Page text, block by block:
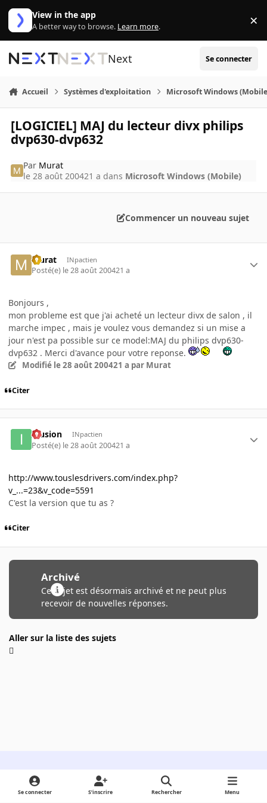
Aller au contenu
View in the app
A better way to browse. Learn more. ×
Next Se connecter
Accueil Systèmes d'exploitation Microsoft Windows
[LOGICIEL] MAJ du lecteur divx philips
dvp630-dvp632
Par Murat
le 28 août 200421 a dans Microsoft Windows (Mobile)
Commencer un nouveau sujet
Murat INpactien
Posté(e) le 28 août 200421 a
Bonjours ,
mon probleme est que j'ai acheté un lecteur divx de salon , il
marche impec , mais je voulez vous demandez si un mise a
jour n'est pa possible sur ce model:MAJ du philips dvp630-
dvp632 . Merci d'avance pour votre reponse.
Modifié le 28 août 200421 a par Murat
Citer
Illusion INpactien
Posté(e) le 28 août 200421 a
http://www.touslesdrivers.com/index.php?
v_...=23&v_code=5591
C'est la version que tu as ?
Citer
Archivé
Ce sujet est désormais archivé et ne peut plus
recevoir de nouvelles réponses.
Aller sur la liste des sujets
Light ModeDark ModeSystem Preference
Se connecter S’inscrire Rechercher Menu